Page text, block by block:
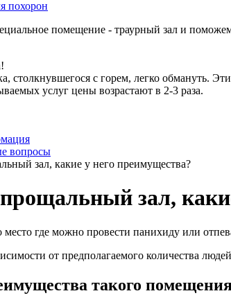
помещение - траурный зал и
столкнувшегося с горем, легко обмануть.
услуг цены возрастают в 2-3 раза.
вопросы
зал, какие у него преимущества?
зал,
место где можно провести панихиду или
от предполагаемого количества
такого